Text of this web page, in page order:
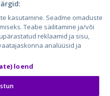
CVbankas.lt
Kainos.lt
Paslaugos.lt
auto24.ee
Osta.ee
KuldneBörs.ee
kasutamine. Seadme omaduste
Teabe säilitamine ja/või
reklaamid ja sisu,
analüüsid ja
loend